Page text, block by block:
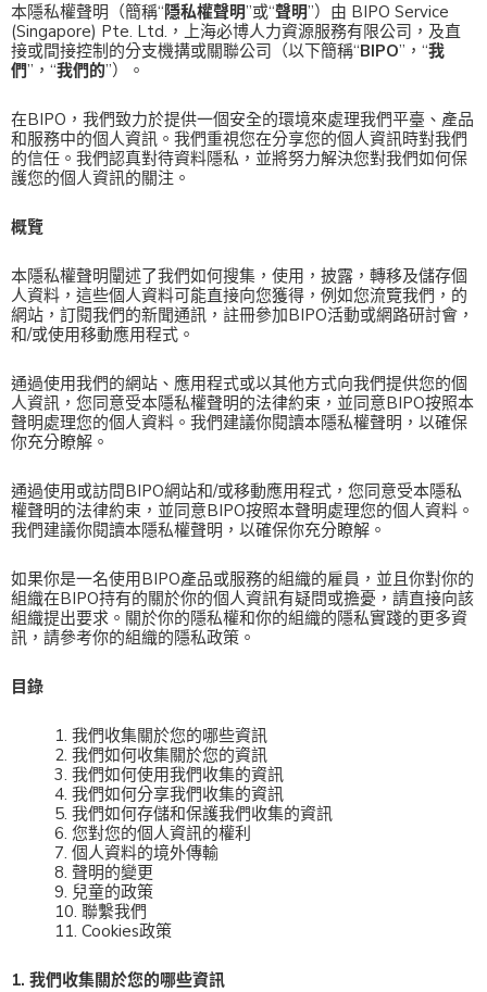
本隱私權聲明（簡稱“隱私權聲明”或“聲明”）由 BIPO Service
(Singapore) Pte. Ltd.，上海必博人力資源服務有限公司，及直
接或間接控制的分支機搆或關聯公司（以下簡稱“BIPO”，“我
們”，“我們的”）。
在BIPO，我們致力於提供一個安全的環境來處理我們平臺、產品
和服務中的個人資訊。我們重視您在分享您的個人資訊時對我們
的信任。我們認真對待資料隱私，並將努力解決您對我們如何保
護您的個人資訊的關注。
概覽
本隱私權聲明闡述了我們如何搜集，使用，披露，轉移及儲存個
人資料，這些個人資料可能直接向您獲得，例如您流覽我們，的
網站，訂閱我們的新聞通訊，註冊參加BIPO活動或網路研討會，
和/或使用移動應用程式。
通過使用我們的網站、應用程式或以其他方式向我們提供您的個
人資訊，您同意受本隱私權聲明的法律約束，並同意BIPO按照本
聲明處理您的個人資料。我們建議你閱讀本隱私權聲明，以確保
你充分瞭解。
通過使用或訪問BIPO網站和/或移動應用程式，您同意受本隱私
權聲明的法律約束，並同意BIPO按照本聲明處理您的個人資料。
我們建議你閱讀本隱私權聲明，以確保你充分瞭解。
如果你是一名使用BIPO產品或服務的組織的雇員，並且你對你的
組織在BIPO持有的關於你的個人資訊有疑問或擔憂，請直接向該
組織提出要求。關於你的隱私權和你的組織的隱私實踐的更多資
訊，請參考你的組織的隱私政策。
目錄
1. 我們收集關於您的哪些資訊
2. 我們如何收集關於您的資訊
3. 我們如何使用我們收集的資訊
4. 我們如何分享我們收集的資訊
5. 我們如何存儲和保護我們收集的資訊
6. 您對您的個人資訊的權利
7. 個人資料的境外傳輸
8. 聲明的變更
9. 兒童的政策
10. 聯繫我們
11. Cookies政策
1. 我們收集關於您的哪些資訊